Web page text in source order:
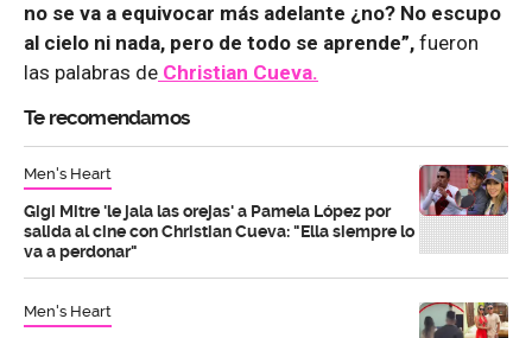
no se va a equivocar más adelante ¿no? No escupo
al cielo ni nada, pero de todo se aprende”, fueron
las palabras de Christian Cueva.
Te recomendamos
Men's Heart
Gigi Mitre 'le jala las orejas' a Pamela López por
salida al cine con Christian Cueva: "Ella siempre lo
va a perdonar"
Men's Heart